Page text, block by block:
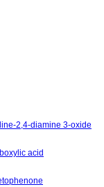
2,4-diamine 3-oxide
acid